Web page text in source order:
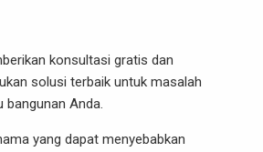
konsultasi gratis dan
solusi terbaik untuk masalah
bangunan Anda.
yang dapat menyebabkan